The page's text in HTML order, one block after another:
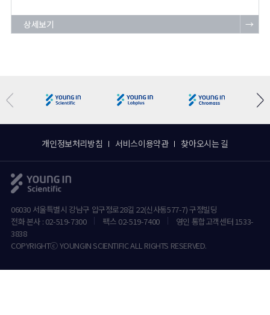
상세보기 →
개인정보처리방침 서비스이용약관 찾아오시는 길
06030 서울특별시 강남구 압구정로28길 22(신사동577-7) 구정빌딩
전화 본사 : 02-519-7300
팩스 02-519-7400
영인 통합고객센터 1533-
3838
COPYRIGHTⓒ YOUNGIN SCIENTIFIC ALL RIGHTS RESERVED.